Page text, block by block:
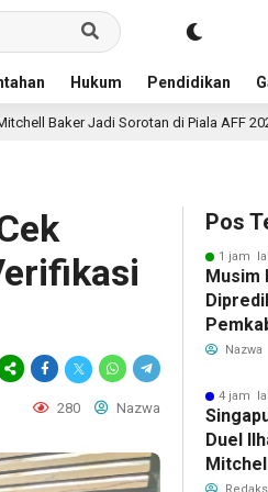
Hukum Pendidikan
Piala AFF 2026 4 jam lalu
280 Nazwa
Pos
1 jam
Musim
Bersih
Nazwa
4 jam
Duel